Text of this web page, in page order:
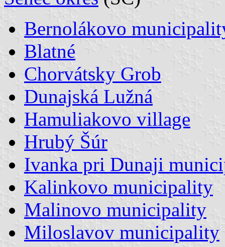
Bernolákovo
Blatné
Chorvátsky Grob
Dunajská Lužná
Hamuliakovo village
Hrubý Šúr
Ivanka pri Dunaji
Kalinkovo municipality
Malinovo municipality
Miloslavov municipality